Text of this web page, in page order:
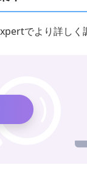
でより詳しく